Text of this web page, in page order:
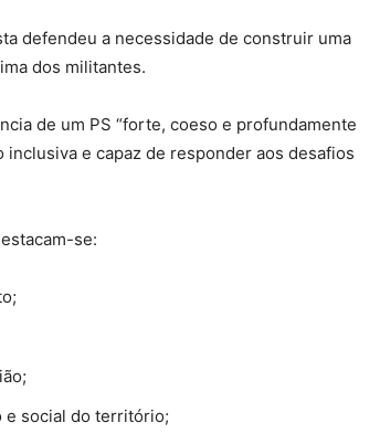
defendeu a necessidade de construir uma
dos militantes.
de um PS “forte, coeso e profundamente
e capaz de responder aos desafios
se:
e social do território;